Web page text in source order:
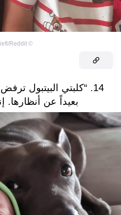
©
Reddit
14. “كلبتي البيتبول
بعيداً عن أنظارها.